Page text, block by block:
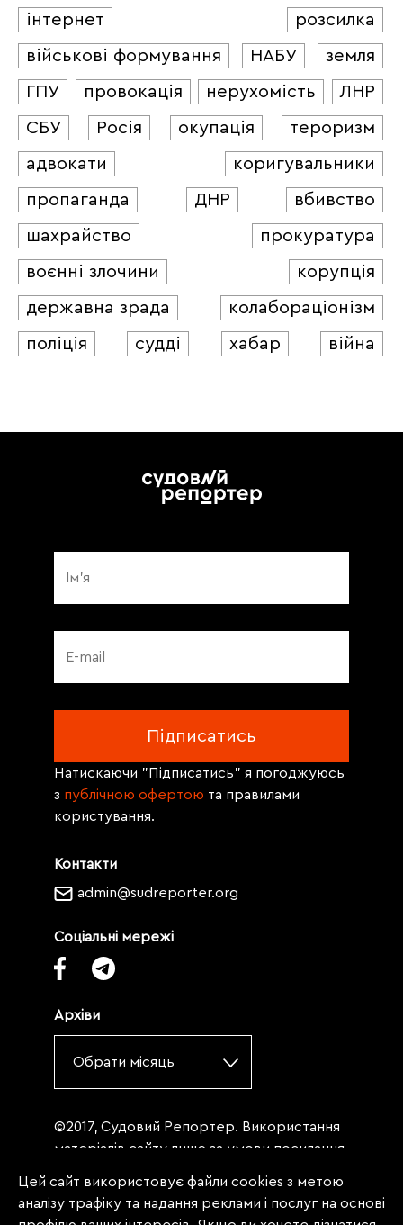
інтернет
розсилка
військові формування
НАБУ
земля
ГПУ
провокація нерухомість
ЛНР
СБУ
Росія окупація
тероризм
адвокати
коригувальники
пропаганда
ДНР
вбивство
шахрайство
прокуратура
воєнні злочини
корупція
державна зрада
колабораціонізм
поліція
судді хабар війна
Контакти
admin@sudreporter.org
Соціальні мережі
Архіви
Обрати місяць
Натискаючи "Підписатись" я погоджуюсь
з публічною офертою та правилами
користування.
©2017, Судовий Репортер. Використання
матеріалів сайту лише за умови посилання
«Судовий репортер» не нижче третього
абзацу. Матеріали, щодо яких міститься
Цей сайт використовує файли cookies з метою
аналізу трафіку та надання реклами і послуг на основі